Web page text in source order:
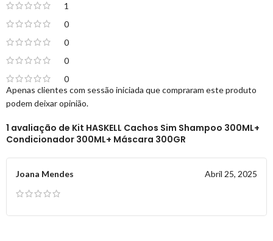
1
0
0
0
0
1 avaliação de Kit HASKELL Cachos Sim Shampoo 300ML+
Condicionador 300ML+ Máscara 300GR
Joana Mendes Abril 25, 2025
Apenas clientes com sessão iniciada que compraram este produto
podem deixar opinião.